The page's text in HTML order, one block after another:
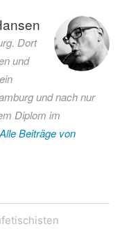
Dort
und
und nach nur
Diplom im
Alle Beiträge von